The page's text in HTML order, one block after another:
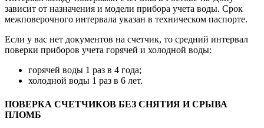
зависит от назначения и модели прибора учета воды. Срок
межповерочного интервала указан в техническом паспорте.
Если у вас нет документов на счетчик, то средний интервал
поверки приборов учета горячей и холодной воды:
горячей воды 1 раз в 4 года;
холодной воды 1 раз в 6 лет.
ПОВЕРКА СЧЕТЧИКОВ БЕЗ СНЯТИЯ И СРЫВА
ПЛОМБ